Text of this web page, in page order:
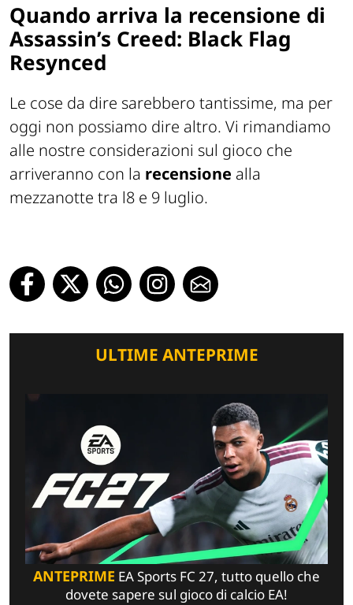
Quando arriva la recensione di
Assassin’s Creed: Black Flag
Resynced
Le cose da dire sarebbero tantissime, ma per
oggi non possiamo dire altro. Vi rimandiamo
alle nostre considerazioni sul gioco che
arriveranno con la recensione alla
mezzanotte tra l8 e 9 luglio.
ULTIME ANTEPRIME
ANTEPRIME EA Sports FC 27, tutto quello che
dovete sapere sul gioco di calcio EA!